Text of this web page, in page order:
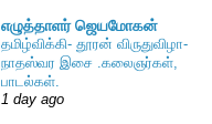
எழுத்தாளர் ஜெயமோகன்
தமிழ்விக்கி- தூரன் விருதுவிழா-
நாதஸ்வர இசை .கலைஞர்கள்,
பாடல்கள்.
1 day ago